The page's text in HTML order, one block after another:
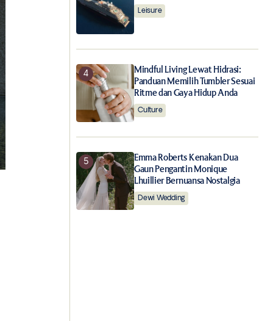
Leisure
Mindful Living Lewat Hidrasi:
Panduan Memilih Tumbler Sesuai
Ritme dan Gaya Hidup Anda
Culture
Emma Roberts Kenakan Dua
Gaun Pengantin Monique
Lhuillier Bernuansa Nostalgia
Dewi Wedding